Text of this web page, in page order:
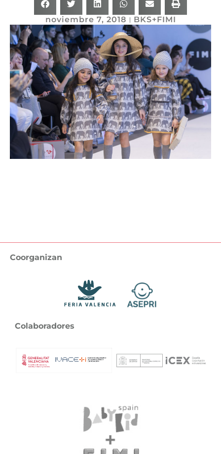
noviembre 7, 2018 BKS+FIMI
Coorganizan
Colaboradores